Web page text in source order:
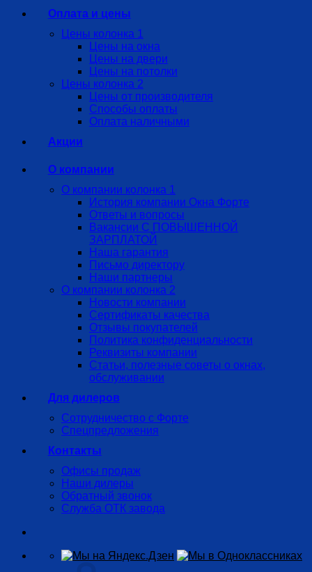
Оплата и цены
Цены колонка 1
Цены на окна
Цены на двери
Цены на потолки
Цены колонка 2
Цены от производителя
Способы оплаты
Оплата наличными
Акции
О компании
О компании колонка 1
История компании Окна Форте
Ответы и вопросы
Вакансии С ПОВЫШЕННОЙ
ЗАРПЛАТОЙ
Наша гарантия
Письмо директору
Наши партнеры
О компании колонка 2
Новости компании
Сертификаты качества
Отзывы покупателей
Политика конфиденциальности
Реквизиты компании
Статьи, полезные советы о окнах,
обслуживании
Для дилеров
Сотрудничество с Форте
Спецпредложения
Контакты
Офисы продаж
Наши дилеры
Обратный звонок
Служба ОТК завода